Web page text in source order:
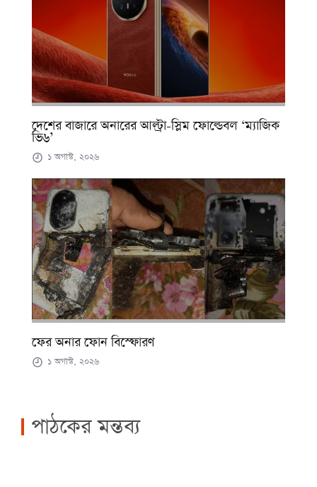
দেশের বাজারে অনারের আল্ট্রা-স্লিম ফোল্ডেবল ‘ম্যাজিক
ভি৬’
১ অগাস্ট, ২০২৬
ফের অনার ফোন বিস্ফোরণ
১ অগাস্ট, ২০২৬
পাঠকের মন্তব্য